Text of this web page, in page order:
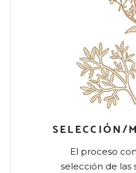
SELECCIÓN/
El proceso
selección de las